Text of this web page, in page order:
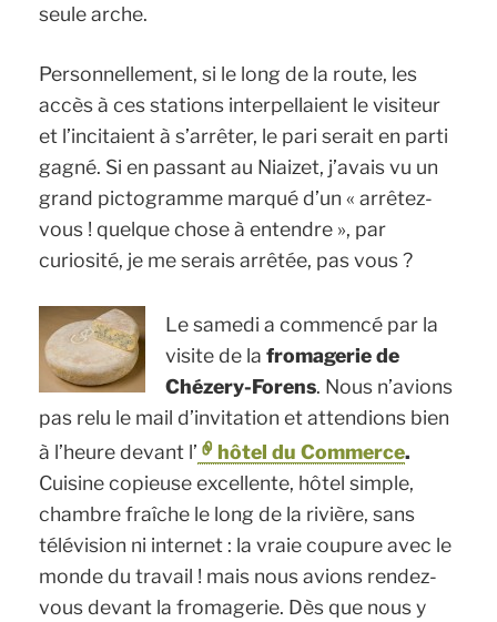
seule arche.
Personnellement, si le long de la route, les
accès à ces stations interpellaient le visiteur
et l’incitaient à s’arrêter, le pari serait en parti
gagné. Si en passant au Niaizet, j’avais vu un
grand pictogramme marqué d’un « arrêtez-
vous ! quelque chose à entendre », par
curiosité, je me serais arrêtée, pas vous ?
Le samedi a commencé par la
visite de la fromagerie de
Chézery-Forens. Nous n’avions
pas relu le mail d’invitation et attendions bien
à l’heure devant l’
hôtel du Commerce.
Cuisine copieuse excellente, hôtel simple,
chambre fraîche le long de la rivière, sans
télévision ni internet : la vraie coupure avec le
monde du travail ! mais nous avions rendez-
vous devant la fromagerie. Dès que nous y